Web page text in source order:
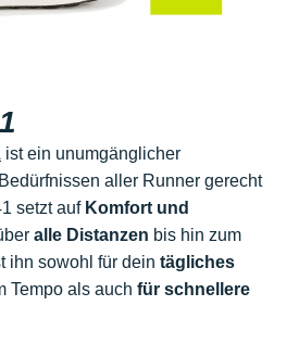
ist ein unumgänglicher
aller Runner gerecht
setzt auf Komfort und
alle Distanzen bis hin zum
ihn sowohl für dein tägliches
Tempo als auch für schnellere